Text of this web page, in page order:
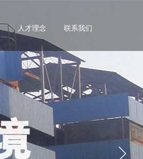
人才理念 联系我们